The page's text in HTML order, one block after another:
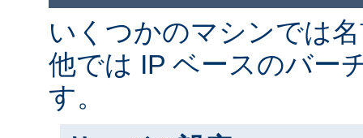
いくつかのマシンでは
他では IP ベースのバー
す。